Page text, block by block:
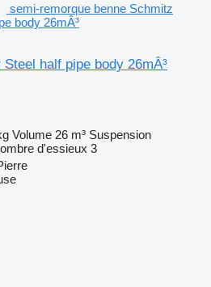
semi-remorque benne Schmitz
body 26mÂ³
half pipe body 26mÂ³
Volume 26 m³ Suspension
d'essieux 3